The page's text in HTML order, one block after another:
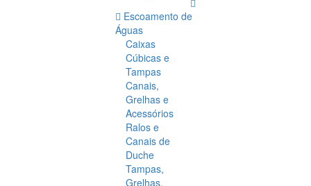
Escoamento de
Águas
Caixas
Cúbicas e
Tampas
Canais,
Grelhas e
Acessórios
Ralos e
Canais de
Duche
Tampas,
Grelhas,